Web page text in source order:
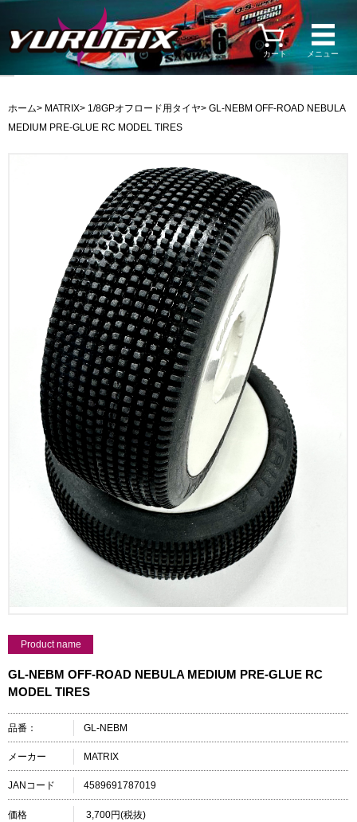
カート メニュー
ホーム> MATRIX> 1/8GPオフロード用タイヤ> GL-NEBM OFF-ROAD NEBULA
MEDIUM PRE-GLUE RC MODEL TIRES
Product name
GL-NEBM OFF-ROAD NEBULA MEDIUM PRE-GLUE RC
MODEL TIRES
品番： GL-NEBM
メーカー MATRIX
JANコード 4589691787019
価格 3,700円(税抜)